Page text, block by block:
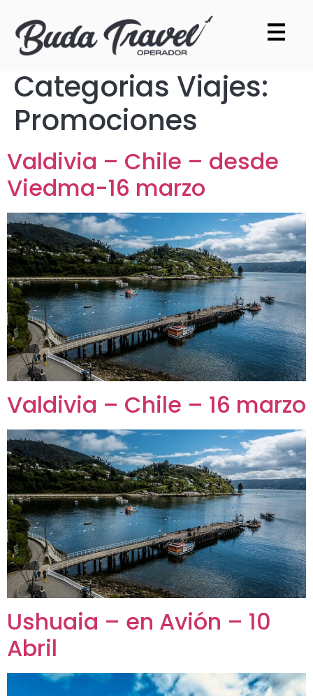
Categorias Viajes:
Promociones
Valdivia – Chile – desde
Viedma-16 marzo
Valdivia – Chile – 16 marzo
Ushuaia – en Avión – 10
Abril